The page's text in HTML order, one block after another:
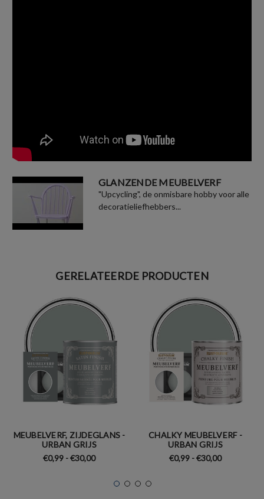
GLANZENDE MEUBELVERF
"Upcycling", de onmisbare hobby voor alle
decoratieliefhebbers...
GERELATEERDE PRODUCTEN
MEUBELVERF, ZIJDEGLANS -
URBAN GRIJS
€0,99 - €30,00
CHALKY MEUBELVERF -
URBAN GRIJS
€0,99 - €30,00